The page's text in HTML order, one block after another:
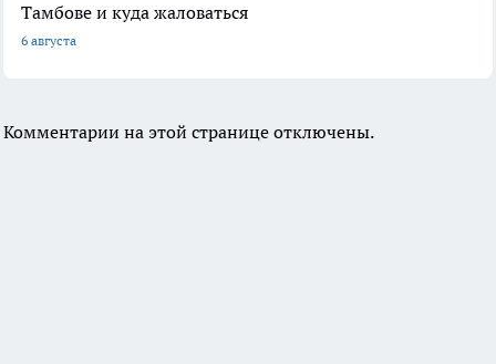
Тамбове и куда жаловаться
6 августа
Комментарии на этой странице отключены.